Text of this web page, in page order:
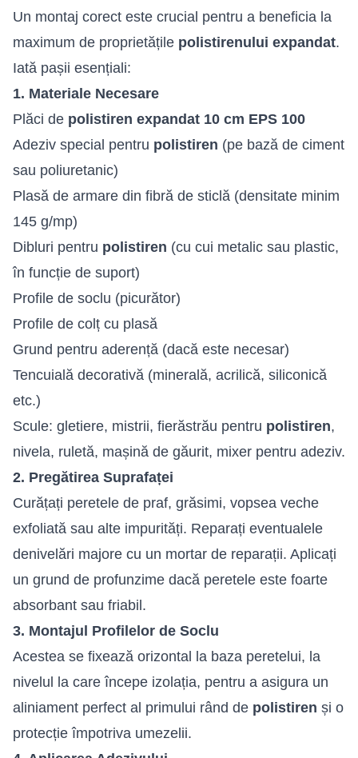
Un montaj corect este crucial pentru a beneficia la
maximum de proprietățile polistirenului expandat.
Iată pașii esențiali:
1. Materiale Necesare
Plăci de polistiren expandat 10 cm EPS 100
Adeziv special pentru polistiren (pe bază de ciment
sau poliuretanic)
Plasă de armare din fibră de sticlă (densitate minim
145 g/mp)
Dibluri pentru polistiren (cu cui metalic sau plastic,
în funcție de suport)
Profile de soclu (picurător)
Profile de colț cu plasă
Grund pentru aderență (dacă este necesar)
Tencuială decorativă (minerală, acrilică, siliconică
etc.)
Scule: gletiere, mistrii, fierăstrău pentru polistiren,
nivela, ruletă, mașină de găurit, mixer pentru adeziv.
2. Pregătirea Suprafaței
Curățați peretele de praf, grăsimi, vopsea veche
exfoliată sau alte impurități. Reparați eventualele
denivelări majore cu un mortar de reparații. Aplicați
un grund de profunzime dacă peretele este foarte
absorbant sau friabil.
3. Montajul Profilelor de Soclu
Acestea se fixează orizontal la baza peretelui, la
nivelul la care începe izolația, pentru a asigura un
aliniament perfect al primului rând de polistiren și o
protecție împotriva umezelii.